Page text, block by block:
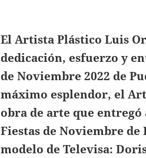
El Artista Plástico Luis
dedicación, esfuerzo y
de Noviembre 2022 de
máximo esplendor, el
obra de arte que
Fiestas de Noviembre de
modelo de Televisa: